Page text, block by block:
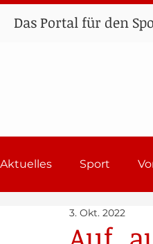
Das Portal für den
Aktuelles Sport
Lehrgänge Sport
3. Okt. 2022